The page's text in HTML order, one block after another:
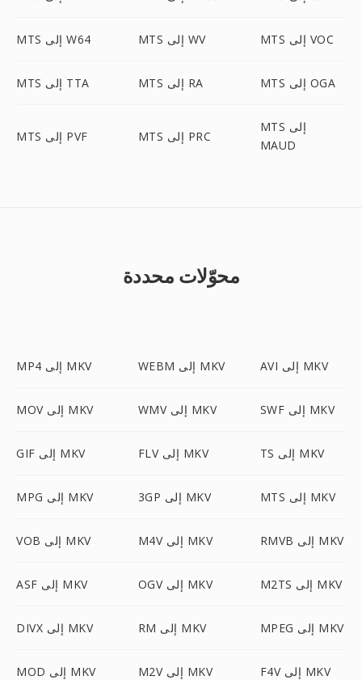
MTS إلى W64 MTS إلى WV MTS إلى VOC
MTS إلى TTA MTS إلى RA MTS إلى OGA
MTS إلى PVF MTS إلى PRC
MTS إلى
MAUD
محوّلات محددة
MP4 إلى MKV WEBM إلى MKV AVI إلى MKV
MOV إلى MKV WMV إلى MKV SWF إلى MKV
GIF إلى MKV FLV إلى MKV TS إلى MKV
MPG إلى MKV 3GP إلى MKV MTS إلى MKV
VOB إلى MKV M4V إلى MKV RMVB إلى MKV
ASF إلى MKV OGV إلى MKV M2TS إلى MKV
DIVX إلى MKV RM إلى MKV MPEG إلى MKV
MOD إلى MKV M2V إلى MKV F4V إلى MKV